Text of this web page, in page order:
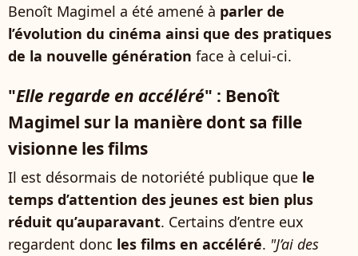
Benoît Magimel a été amené à parler de
l’évolution du cinéma ainsi que des pratiques
de la nouvelle génération face à celui-ci.
"Elle regarde en accéléré" : Benoît
Magimel sur la manière dont sa fille
visionne les films
Il est désormais de notoriété publique que le
temps d’attention des jeunes est bien plus
réduit qu’auparavant. Certains d’entre eux
regardent donc les films en accéléré. "J’ai des